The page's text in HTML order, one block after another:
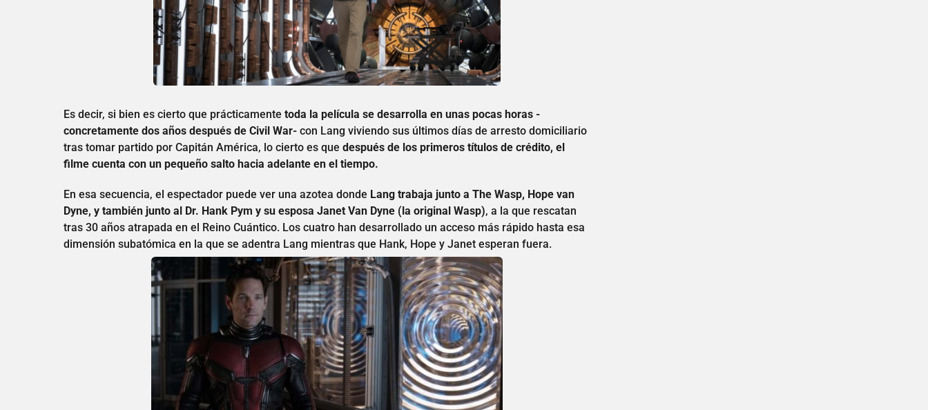
Es decir, si bien es cierto que prácticamente toda la película se desarrolla en unas pocas horas -
concretamente dos años después de Civil War- con Lang viviendo sus últimos días de arresto domiciliario
tras tomar partido por Capitán América, lo cierto es que después de los primeros títulos de crédito, el
filme cuenta con un pequeño salto hacia adelante en el tiempo.
En esa secuencia, el espectador puede ver una azotea donde Lang trabaja junto a The Wasp, Hope van
Dyne, y también junto al Dr. Hank Pym y su esposa Janet Van Dyne (la original Wasp), a la que rescatan
tras 30 años atrapada en el Reino Cuántico. Los cuatro han desarrollado un acceso más rápido hasta esa
dimensión subatómica en la que se adentra Lang mientras que Hank, Hope y Janet esperan fuera.